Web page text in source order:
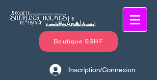
Boutique SSHF
Inscription/Connexion